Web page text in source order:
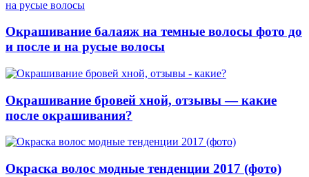
Окрашивание балаяж на темные волосы фото до
и после и на русые волосы
Окрашивание бровей хной, отзывы — какие
после окрашивания?
Окраска волос модные тенденции 2017 (фото)